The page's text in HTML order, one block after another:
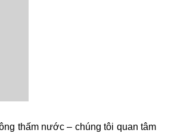
thấm nước – chúng tôi quan tâm